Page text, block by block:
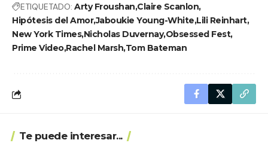
ETIQUETADO: Arty Froushan Claire Scanlon
Hipótesis del AmorJaboukie Young-White Lili Reinhart
New York TimesNicholas DuvernayObsessed Fest
Prime VideoRachel MarshTom Bateman
Te puede interesar...